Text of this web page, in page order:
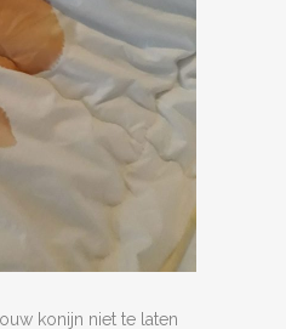
konijn niet te laten